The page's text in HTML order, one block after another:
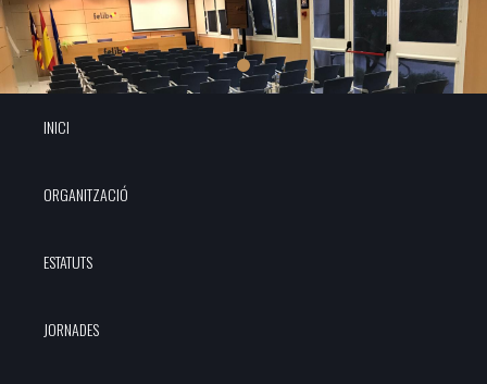
INICI
ORGANITZACIÓ
ESTATUTS
JORNADES